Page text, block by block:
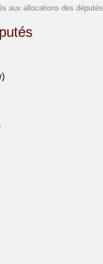
aux allocations des députés